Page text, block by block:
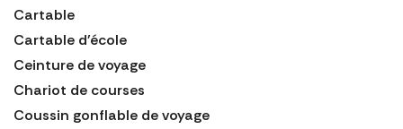
Cartable
Cartable d'école
Ceinture de voyage
Chariot de courses
Coussin gonflable de voyage